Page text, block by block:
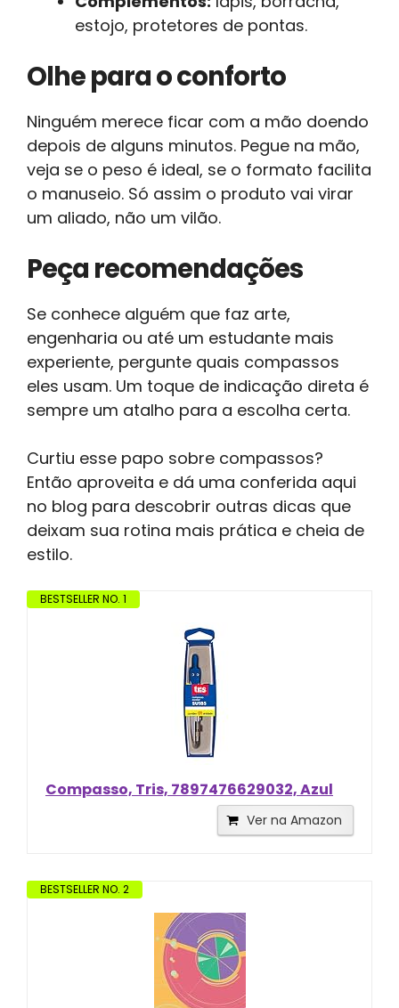
estojo, protetores de pontas.
Olhe para o conforto
Ninguém merece ficar com a mão doendo
depois de alguns minutos. Pegue na mão,
veja se o peso é ideal, se o formato facilita
o manuseio. Só assim o produto vai virar
um aliado, não um vilão.
Peça recomendações
Se conhece alguém que faz arte,
engenharia ou até um estudante mais
experiente, pergunte quais compassos
eles usam. Um toque de indicação direta é
sempre um atalho para a escolha certa.
Curtiu esse papo sobre compassos?
Então aproveita e dá uma conferida aqui
no blog para descobrir outras dicas que
deixam sua rotina mais prática e cheia de
estilo.
BESTSELLER NO. 1
Compasso, Tris, 7897476629032, Azul
Ver na Amazon
BESTSELLER NO. 2